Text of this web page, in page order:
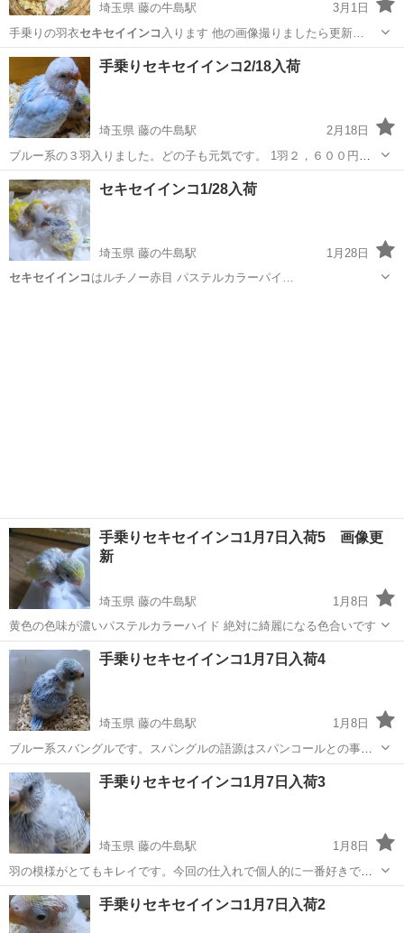
埼玉県 藤の牛島駅
3月1日
手乗りの羽衣セキセイインコ 入ります 他の画像撮りましたら更新…
埼玉 春日部市 藤の牛島駅 その他のペット
手乗りセキセイインコ2/18入荷
埼玉県 藤の牛島駅
2月18日
ブルー系の３羽入りました。どの子も元気です。 1羽２，６００円税
別です。
埼玉 春日部市 藤の牛島駅 引っ越し
セキセイインコ1/28入荷
埼玉県 藤の牛島駅
1月28日
セキセイインコ はルチノー赤目 パステルカラーパイ…
手乗りセキセイインコ1月7日入荷5 画像更
新
埼玉県 藤の牛島駅
1月8日
黄色の色味が濃いパステルカラーハイド 絶対に綺麗になる色合いです
埼玉 春日部市 藤の牛島駅 その他のペット
セキセイインコ
手乗りセキセイインコ1月7日入荷4
埼玉県 藤の牛島駅
1月8日
ブルー系スバングルです。スパングルの語源はスパンコールとの事で
す。
埼玉 春日部市 藤の牛島駅 その他のペット
セキセイインコ
手乗りセキセイインコ1月7日入荷3
埼玉県 藤の牛島駅
1月8日
羽の模様がとてもキレイです。今回の仕入れで個人的に一番好きで
す。背中やお腹はブルーで翼はグレーの波々柄です。
埼玉 春日部市 藤の牛島駅 その他のペット
セキセイインコ
手乗りセキセイインコ1月7日入荷2